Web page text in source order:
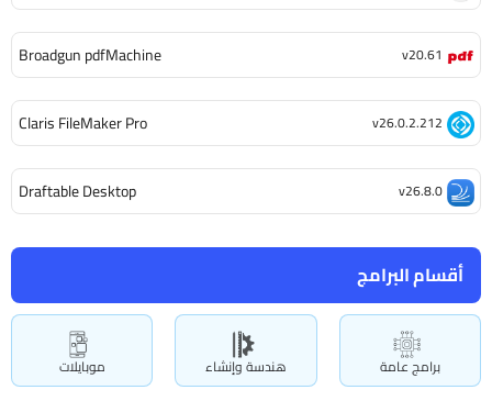
أقسام البرامج
برامج عامة هندسة وإنشاء موبايلات
Broadgun pdfMachine v20.61
Claris FileMaker Pro v26.0.2.212
Draftable Desktop v26.8.0